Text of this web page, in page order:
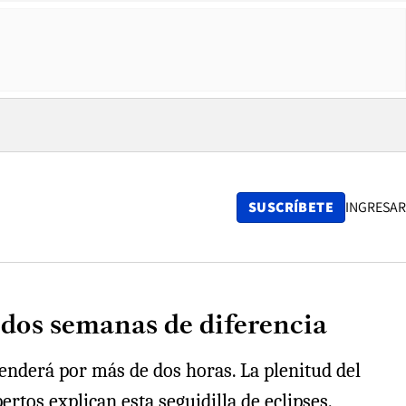
SUSCRÍBETE INGRESAR
semanas de diferencia
por más de dos horas. La plenitud del